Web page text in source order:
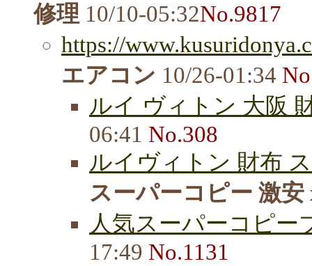
修理 10/10-05:32No.9817
https://
エアコン 10/26-01:34
ルイ ヴィトン 大阪
06:41 No.308
ルイヴィトン 財布
スーパーコピー 激安
人気スーパーコピー
17:49 No.1131